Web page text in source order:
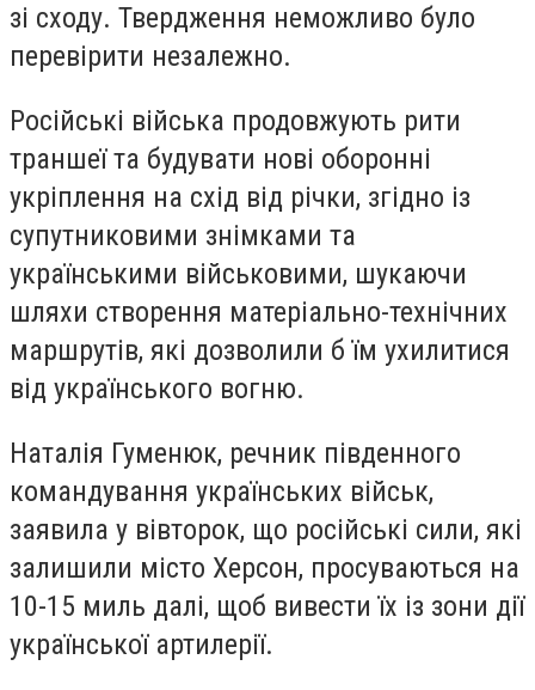
зі сходу. Твердження неможливо було
перевірити незалежно.
Російські війська продовжують рити
траншеї та будувати нові оборонні
укріплення на схід від річки, згідно із
супутниковими знімками та
українськими військовими, шукаючи
шляхи створення матеріально-технічних
маршрутів, які дозволили б їм ухилитися
від українського вогню.
Наталія Гуменюк, речник південного
командування українських військ,
заявила у вівторок, що російські сили, які
залишили місто Херсон, просуваються на
10-15 миль далі, щоб вивести їх із зони дії
української артилерії.